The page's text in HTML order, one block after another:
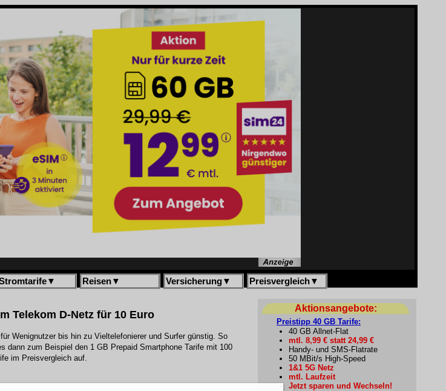
▼ Reisen▼ Versicherung▼ Preisvergleich▼
Telekom D-Netz für 10 Euro
Wenignutzer bis hin zu Vieltelefonierer und Surfer günstig. So
dann zum Beispiel den 1 GB Prepaid Smartphone Tarife mit 100
im Preisvergleich auf.
Aktionsangebote:
Preistipp 40 GB Tarife:
40 GB Allnet-Flat
mtl. 8,99 € statt 24,99 €
Handy- und SMS-Flatrate
50 MBit/s High-Speed
1&1 5G Netz
mtl. Laufzeit
Jetzt sparen und Wechseln!